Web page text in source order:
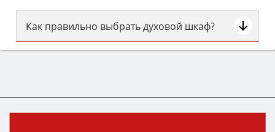
Как правильно выбрать духовой шкаф?
Сначала определитесь с типом (газовый или
класс энергопотребления не ниже A и нужные